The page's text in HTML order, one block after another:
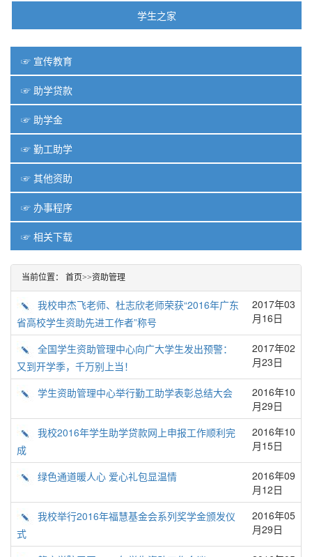
学生之家
☞ 宣传教育
☞ 助学贷款
☞ 助学金
☞ 勤工助学
☞ 其他资助
☞ 办事程序
☞ 相关下载
当前位置： 首页>>资助管理
我校申杰飞老师、杜志欣老师荣获“2016年广东
省高校学生资助先进工作者”称号
2017年03
月16日
全国学生资助管理中心向广大学生发出预警：
又到开学季，千万别上当！
2017年02
月23日
学生资助管理中心举行勤工助学表彰总结大会
2016年10
月29日
我校2016年学生助学贷款网上申报工作顺利完
成
2016年10
月15日
绿色通道暖人心 爱心礼包显温情
2016年09
月12日
我校举行2016年福慧基金会系列奖学金颁发仪
式
2016年05
月29日